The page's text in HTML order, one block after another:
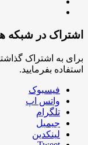
اشتراک در شبکه
برای به اشتراک
استفاده بفرمایید.
فیسبوک
واتس اپ
تلگرام
جیمیل
لینکدین